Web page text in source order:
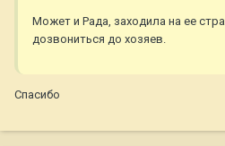
Может и Рада, заходила на ее
дозвониться до хозяев.
Спасибо